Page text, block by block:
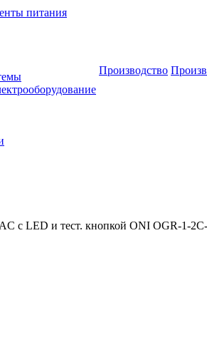
питания
Производство
с LED и тест. кнопкой ONI OGR-1-